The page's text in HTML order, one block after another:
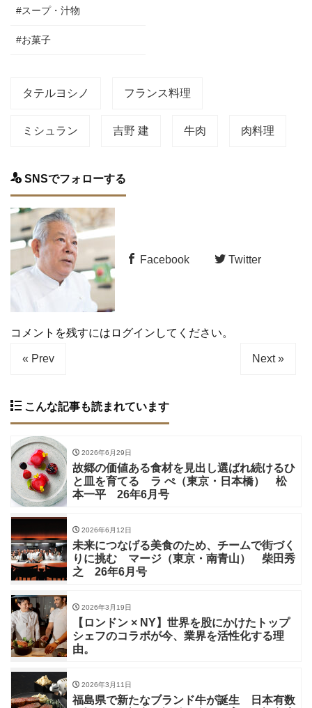
#スープ・汁物
#お菓子
タテルヨシノ フランス料理
ミシュラン 吉野 建 牛肉 肉料理
SNSでフォローする
Facebook Twitter
コメントを残すにはログインしてください。
« Prev Next »
こんな記事も読まれています
2026年6月29日
故郷の価値ある食材を見出し選ばれ続けるひ
と皿を育てる ラ ぺ（東京・日本橋） 松
本一平 26年6月号
2026年6月12日
未来につなげる美食のため、チームで街づく
りに挑む マージ（東京・南青山） 柴田秀
之 26年6月号
2026年3月19日
【ロンドン × NY】世界を股にかけたトップ
シェフのコラボが今、業界を活性化する理
由。
2026年3月11日
福島県で新たなブランド牛が誕生 日本有数